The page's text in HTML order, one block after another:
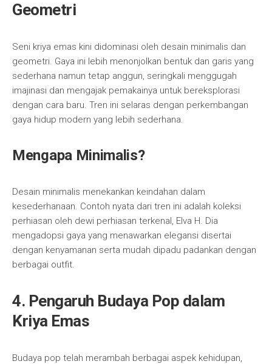
Geometri
Seni kriya emas kini didominasi oleh desain minimalis dan
geometri. Gaya ini lebih menonjolkan bentuk dan garis yang
sederhana namun tetap anggun, seringkali menggugah
imajinasi dan mengajak pemakainya untuk bereksplorasi
dengan cara baru. Tren ini selaras dengan perkembangan
gaya hidup modern yang lebih sederhana.
Mengapa Minimalis?
Desain minimalis menekankan keindahan dalam
kesederhanaan. Contoh nyata dari tren ini adalah koleksi
perhiasan oleh dewi perhiasan terkenal, Elva H. Dia
mengadopsi gaya yang menawarkan elegansi disertai
dengan kenyamanan serta mudah dipadu padankan dengan
berbagai outfit.
4. Pengaruh Budaya Pop dalam
Kriya Emas
Budaya pop telah merambah berbagai aspek kehidupan,